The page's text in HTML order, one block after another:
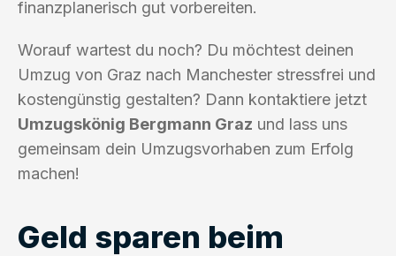
finanzplanerisch gut vorbereiten.
Worauf wartest du noch? Du möchtest deinen
Umzug von Graz nach Manchester stressfrei und
kostengünstig gestalten? Dann kontaktiere jetzt
Umzugskönig Bergmann Graz und lass uns
gemeinsam dein Umzugsvorhaben zum Erfolg
machen!
Geld sparen beim